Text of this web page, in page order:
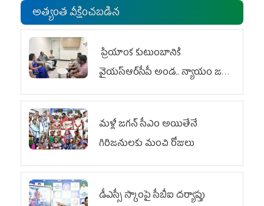
అత్యంత వీక్షించబడిన
ప్రియాంక కుటుంబానికి
వైయ‌స్ఆర్‌సీపీ అండ.. న్యాయం జరిగే
వరకు పోరాటం
మళ్లీ జగన్ సీఎం అయితేనే
గిరిజనులకు మంచి రోజులు
డీఎస్సీ స్కాంపై సీబీఐ దర్యాప్తు